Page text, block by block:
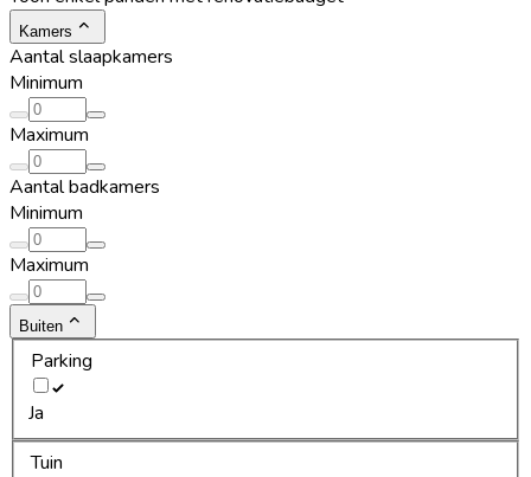
Kamers
Aantal slaapkamers
Minimum
Maximum
Aantal badkamers
Minimum
Maximum
Buiten
Parking
Ja
Tuin